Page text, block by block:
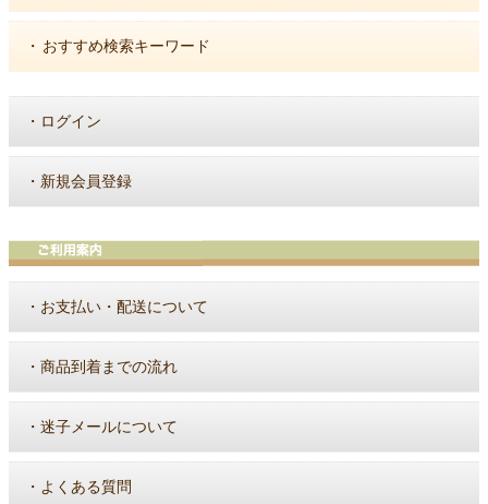
・ おすすめ検索キーワード
・ ログイン
・ 新規会員登録
・ お支払い・配送について
・ 商品到着までの流れ
・ 迷子メールについて
・ よくある質問